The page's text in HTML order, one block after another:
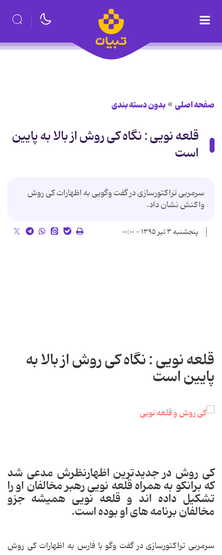
صفحه اصلی بدون دسته بندی
قلعه نویی : نگاه کی روش از بالا به پایین
است
سرمربی تراکتورسازی در گفت وگویی به اظهارات کی روش
واکنش نشان داد.
پنجشنبه ۳ تیر ۱۳۹۵ - ۰۰:۰۰
قلعه نویی : نگاه کی روش از بالا به
پایین است
کی روش در جدیدترین اظهارنظرش مدعی شد
که برانکو به همراه قلعه نویی رهبر مخالفان او را
تشکیل داده اند و قلعه نویی همیشه جزو
مخالفان برنامه های او بوده است.
سرمربی تراکتورسازی در گفت وگو با فارس به اظهارات کی روش